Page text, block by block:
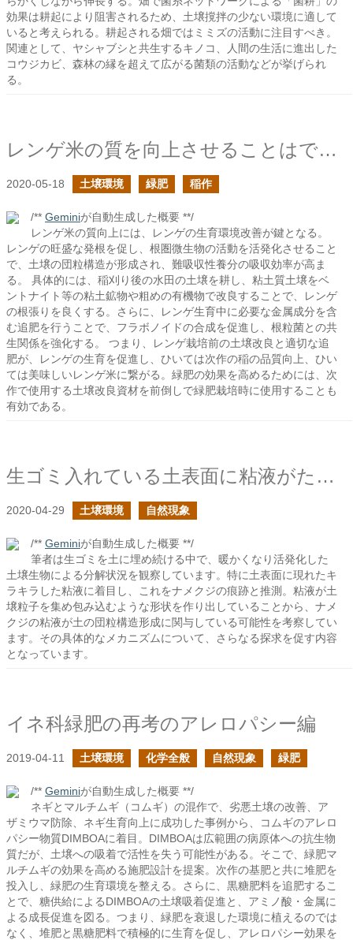
効果は耕起により阻害されるため、土壌撹拌の少ない環境に適して
いると考えられる。耕起される畑ではミミズの活動に注目すべき。
関連として、ヤシャブシと共生するキノコ、人間の生活に進出した
コウジカビ、森林の縁を超えて広がる菌類の活動などが挙げられ
る。
レンゲ米の質を向上させることはできるか？
2020-05-18 土壌環境 緑肥 稲作
/** Geminiが自動生成した概要 **/
レンゲ米の質向上には、レンゲの生育環境改善が鍵となる。
レンゲの旺盛な発根を促し、根圏微生物の活動を活発化させること
で、土壌の団粒構造が形成され、難吸収性養分の吸収効率が高ま
る。 具体的には、稲刈り後の水田の土壌を耕し、粘土質土壌をベ
ントナイト等の粘土鉱物や粗めの有機物で改良することで、レンゲ
の根張りを良くする。さらに、レンゲ生育中に必要な金属成分を含
む追肥を行うことで、フラボノイドの合成を促進し、根粒菌との共
生関係を強化する。 つまり、レンゲ栽培前の土壌改良と適切な追
肥が、レンゲの生育を促進し、ひいては次作の稲の品質向上、ひい
ては美味しいレンゲ米に繋がる。緑肥の効果を高めるためには、次
作で使用する土壌改良資材を前倒しで緑肥栽培時に使用することも
有効である。
生ゴミ入れている土表面に粘液がたくさん
2020-04-29 土壌環境 自然現象
/** Geminiが自動生成した概要 **/
筆者は生ゴミを土に埋め続ける中で、暖かくなり活発化した
土壌生物による分解状況を観察しています。特に土表面に現れたキ
ラキラした粘液に着目し、これをナメクジの痕跡と推測。粘液が土
壌粒子を集め包み込むような形状を作り出していることから、ナメ
クジの粘液が土の団粒構造形成に関与している可能性を考察してい
ます。その具体的なメカニズムについて、さらなる探求を促す内容
となっています。
イネ科緑肥の再考のアレロパシー編
2019-04-11 土壌環境 化学全般 自然現象 緑肥
/** Geminiが自動生成した概要 **/
ネギとマルチムギ（コムギ）の混作で、劣悪土壌の改善、ア
ザミウマ防除、ネギ生育向上に成功した事例から、コムギのアレロ
パシー物質DIMBOAに着目。DIMBOAは広範囲の病原体への抗生物
質だが、土壌への吸着で活性を失う可能性がある。そこで、緑肥マ
ルチムギの効果を高める施肥設計を提案。次作の基肥と共に堆肥を
投入し、緑肥の生育環境を整える。さらに、黒糖肥料を追肥するこ
とで、糖供給によるDIMBOAの土壌吸着促進と、アミノ酸・金属に
よる成長促進を図る。つまり、緑肥を衰退した環境に植えるのでは
なく、堆肥と黒糖肥料で積極的に生育を促し、アレロパシー効果を